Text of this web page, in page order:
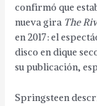
confirmó que
nueva gira The
en 2017: el
disco en dique
su publicación,
Springsteen